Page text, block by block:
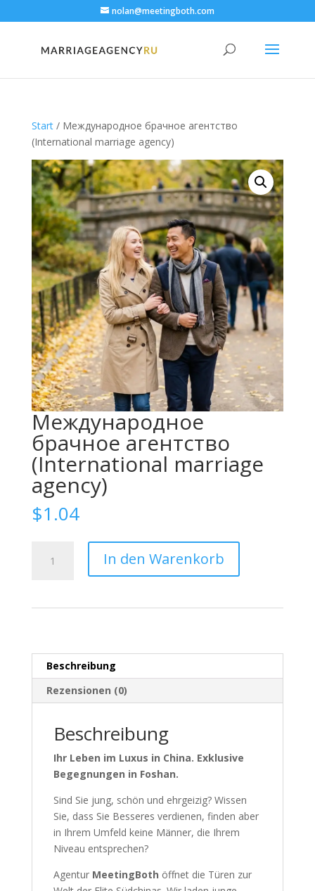
nolan@meetingboth.com
Start/ Международное брачное агентство
(International marriage agency)
Международное
брачное агентство
(International marriage
agency)
$1.04
брачное
In den Warenkorb
Beschreibung
Rezensionen (0)
Beschreibung
Ihr Leben im Luxus in China. Exklusive
Begegnungen in Foshan.
Sind Sie jung, schön und ehrgeizig? Wissen
Sie, dass Sie Besseres verdienen, finden aber
in Ihrem Umfeld keine Männer, die Ihrem
Niveau entsprechen?
Agentur MeetingBoth öffnet die Türen zur